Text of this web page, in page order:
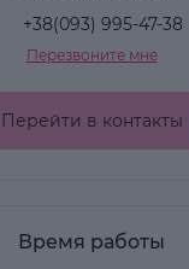
+38(093) 995-47-38
Перезвоните мне
Перейти в контакты
Время работы